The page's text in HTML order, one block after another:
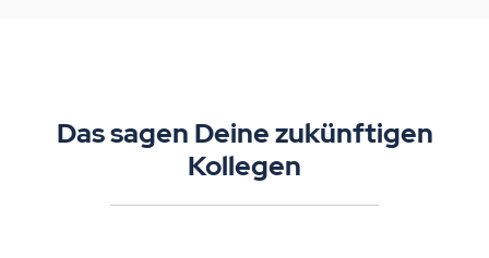
Das sagen Deine zukünftigen
Kollegen